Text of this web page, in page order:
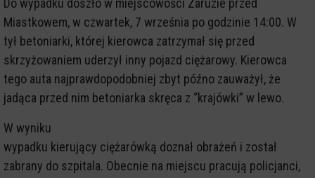
Do wypadku doszło w miejscowości Zaruzie przed
Miastkowem, w czwartek, 7 września po godzinie 14:00. W
tył betoniarki, której kierowca zatrzymał się przed
skrzyżowaniem uderzył inny pojazd ciężarowy. Kierowca
tego auta najprawdopodobniej zbyt późno zauważył, że
jadąca przed nim betoniarka skręca z “krajówki” w lewo.
W wyniku
wypadku kierujący ciężarówką doznał obrażeń i został
zabrany do szpitala. Obecnie na miejscu pracują policjanci,